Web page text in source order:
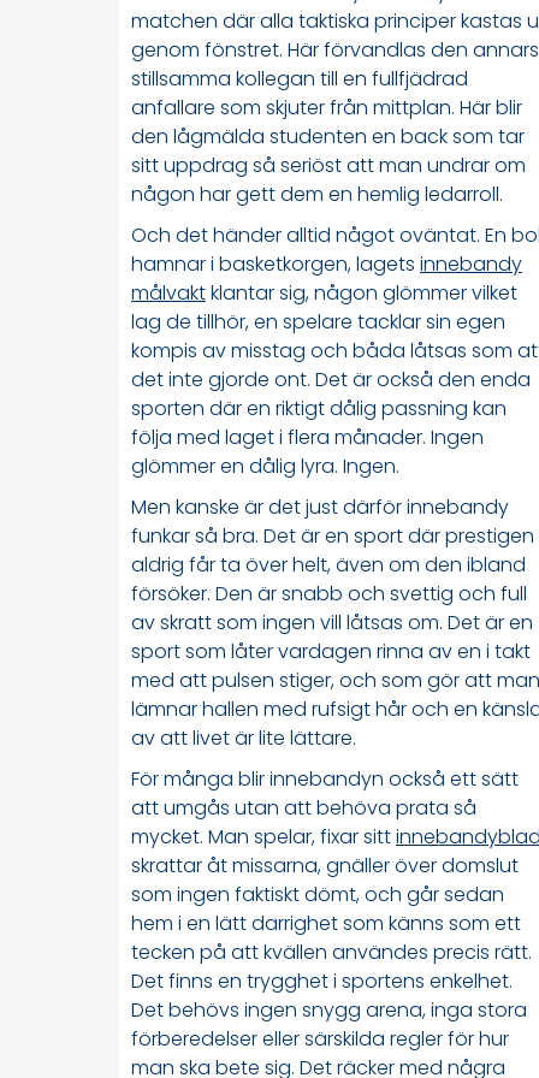
matchen där alla taktiska principer kastas
genom fönstret. Här förvandlas den annars
stillsamma kollegan till en fullfjädrad
anfallare som skjuter från mittplan. Här blir
den lågmälda studenten en back som tar
sitt uppdrag så seriöst att man undrar om
någon har gett dem en hemlig ledarroll.
Och det händer alltid något oväntat. En
hamnar i basketkorgen, lagets innebandy
målvaktklantar sig, någon glömmer vilket
lag de tillhör, en spelare tacklar sin egen
kompis av misstag och båda låtsas som
det inte gjorde ont. Det är också den enda
sporten där en riktigt dålig passning kan
följa med laget i flera månader. Ingen
glömmer en dålig lyra. Ingen.
Men kanske är det just därför innebandy
funkar så bra. Det är en sport där prestigen
aldrig får ta över helt, även om den ibland
försöker. Den är snabb och svettig och full
av skratt som ingen vill låtsas om. Det är en
sport som låter vardagen rinna av en i takt
med att pulsen stiger, och som gör att man
lämnar hallen med rufsigt hår och en
av att livet är lite lättare.
För många blir innebandyn också ett sätt
att umgås utan att behöva prata så
mycket. Man spelar, fixar sittinnebandyblad
skrattar åt missarna, gnäller över domslut
som ingen faktiskt dömt, och går sedan
hem i en lätt darrighet som känns som ett
tecken på att kvällen användes precis rätt.
Det finns en trygghet i sportens enkelhet.
Det behövs ingen snygg arena, inga stora
förberedelser eller särskilda regler för hur
man ska bete sig. Det räcker med några